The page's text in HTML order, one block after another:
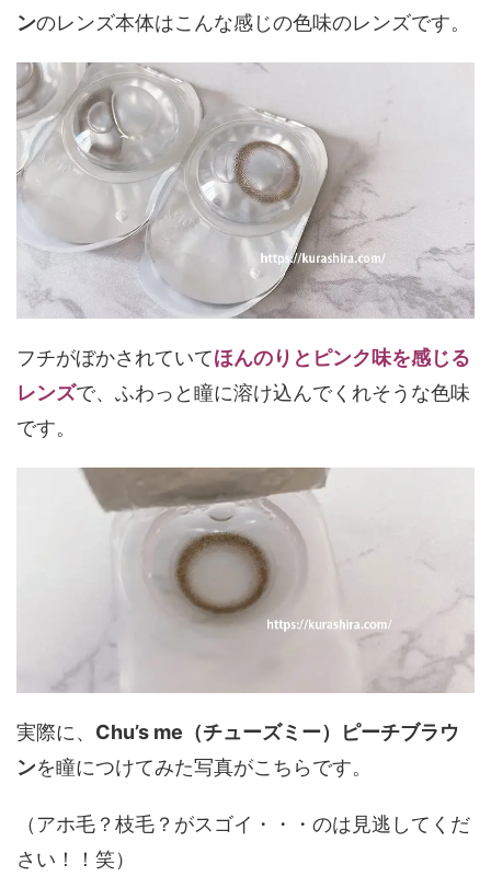
ンのレンズ本体はこんな感じの色味のレンズです。
フチがぼかされていてほんのりとピンク味を感じる
レンズで、ふわっと瞳に溶け込んでくれそうな色味
です。
実際に、 Chu’s me（チューズミー）ピーチブラウ
ンを瞳につけてみた写真がこちらです。
（アホ毛？枝毛？がスゴイ・・・のは見逃してくだ
さい！！笑）